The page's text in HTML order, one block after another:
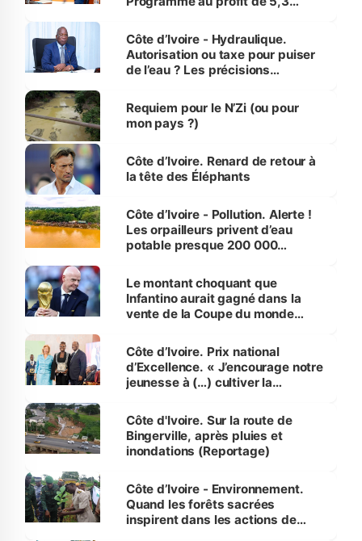
Côte d’Ivoire - Hydraulique.
Autorisation ou taxe pour puiser
de l’eau ? Les précisions
Requiem pour le N’Zi (ou pour
mon pays ?)
Côte d’Ivoire. Renard de retour à
la tête des Éléphants
Côte d’Ivoire - Pollution. Alerte !
Les orpailleurs privent d’eau
potable presque 200 000
Le montant choquant que
Infantino aurait gagné dans la
vente de la Coupe du monde
Côte d’Ivoire. Prix national
d’Excellence. « J’encourage notre
jeunesse à (…) cultiver la
(Alassane Ouattara
Côte d'Ivoire. Sur la route de
Bingerville, après pluies et
inondations (Reportage)
Côte d’Ivoire - Environnement.
Quand les forêts sacrées
inspirent dans les actions de